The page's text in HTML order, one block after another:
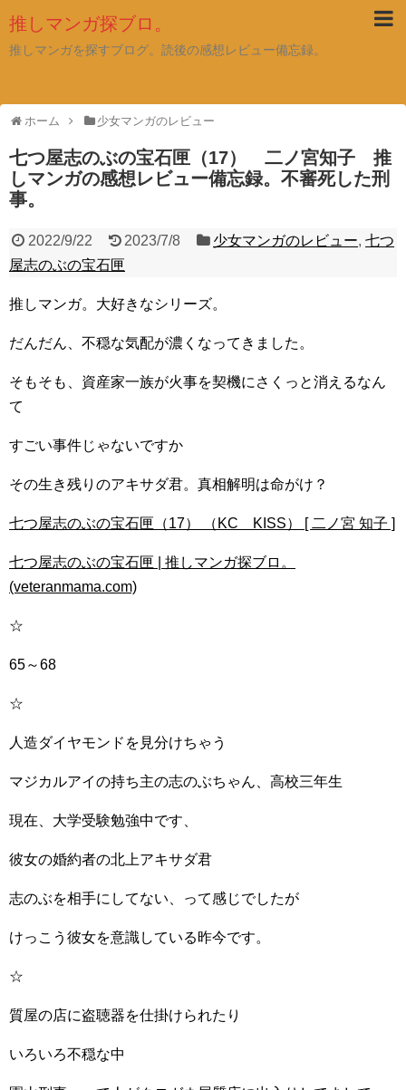
推しマンガ探ブロ。
推しマンガを探すブログ。読後の感想レビュー備忘録。
ホーム 少女マンガのレビュー
七つ屋志のぶの宝石匣（17） 二ノ宮知子 推
しマンガの感想レビュー備忘録。不審死した刑
事。
2022/9/22 2023/7/8 少女マンガのレビュー,七つ
屋志のぶの宝石匣
推しマンガ。大好きなシリーズ。
だんだん、不穏な気配が濃くなってきました。
そもそも、資産家一族が火事を契機にさくっと消えるなん
て
すごい事件じゃないですか
その生き残りのアキサダ君。真相解明は命がけ？
七つ屋志のぶの宝石匣（17） （KC KISS） [ 二ノ宮 知子 ]
七つ屋志のぶの宝石匣 | 推しマンガ探ブロ。
(veteranmama.com)
☆
65～68
☆
人造ダイヤモンドを見分けちゃう
マジカルアイの持ち主の志のぶちゃん、高校三年生
現在、大学受験勉強中です、
彼女の婚約者の北上アキサダ君
志のぶを相手にしてない、って感じでしたが
けっこう彼女を意識している昨今です。
☆
質屋の店に盗聴器を仕掛けられたり
いろいろ不穏な中